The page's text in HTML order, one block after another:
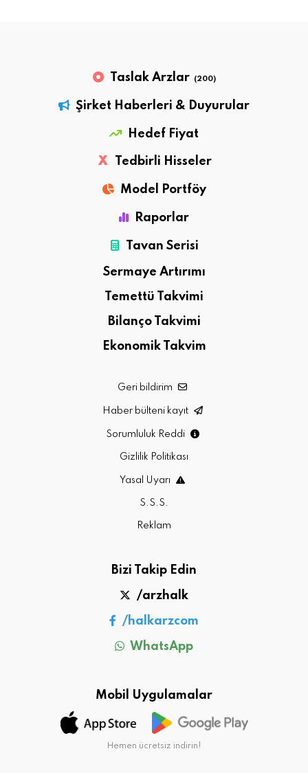
Taslak Arzlar (200)
Şirket Haberleri & Duyurular
Hedef Fiyat
X Tedbirli Hisseler
Model Portföy
Raporlar
Tavan Serisi
Sermaye Artırımı
Temettü Takvimi
Bilanço Takvimi
Ekonomik Takvim
Geri bildirim
Haber bülteni kayıt
Sorumluluk Reddi
Gizlilik Politikası
Yasal Uyarı
S.S.S.
Reklam
Bizi Takip Edin
/arzhalk
/halkarzcom
WhatsApp
Mobil Uygulamalar
Hemen ücretsiz indirin!